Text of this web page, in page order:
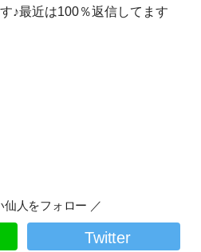
♪最近は100％返信してます
仙人をフォロー ／
Twitter